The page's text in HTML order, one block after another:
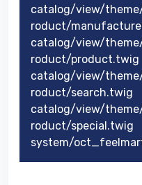
catalog/view/
roduct/
catalog/view/
roduct/product.twig
catalog/view/
roduct/search.twig
catalog/view/
roduct/special.twig
system/